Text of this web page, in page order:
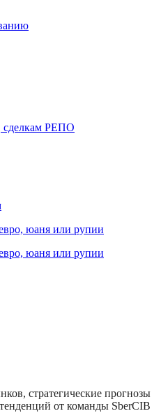
сделкам РЕПО
юаня или рупии
юаня или рупии
стратегические прогнозы
от команды SberCIB